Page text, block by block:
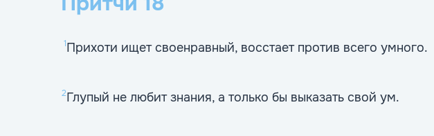
1Прихоти ищет своенравный, восстает против всего умного.
2Глупый не любит знания, а только бы выказать свой ум.